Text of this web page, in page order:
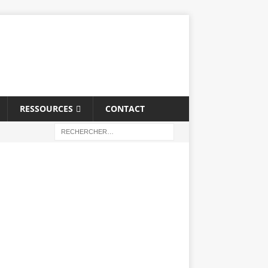
RESSOURCES CONTACT